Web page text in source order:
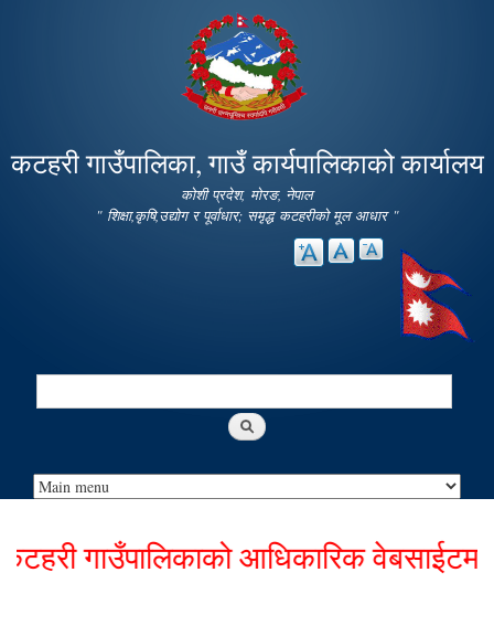
main
content
कटहरी गाउँपालिका, गाउँ कार्यपालिकाको कार्यालय
कोशी प्रदेश, मोरङ, नेपाल
" शिक्षा,कृषि,उद्योग र पूर्वाधार; समृद्ध कटहरीको मूल आधार "
Search
गाउँपालिकाको आधिकारिक वेबसाईटमा